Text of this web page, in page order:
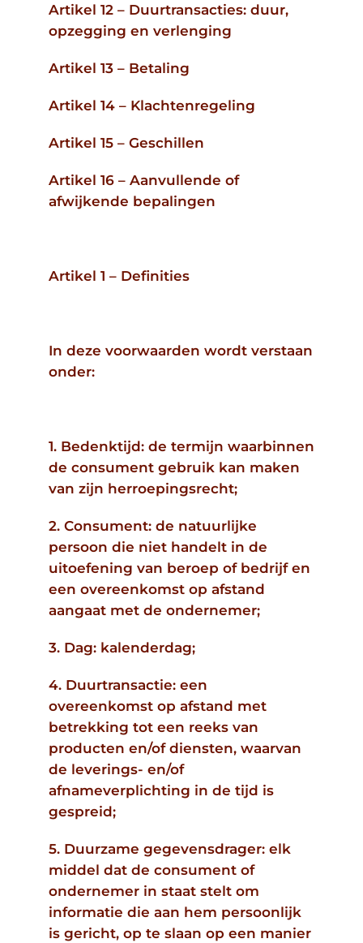
Artikel 12 – Duurtransacties: duur,
opzegging en verlenging
Artikel 13 – Betaling
Artikel 14 – Klachtenregeling
Artikel 15 – Geschillen
Artikel 16 – Aanvullende of
afwijkende bepalingen
Artikel 1 – Definities
In deze voorwaarden wordt verstaan
onder:
1. Bedenktijd: de termijn waarbinnen
de consument gebruik kan maken
van zijn herroepingsrecht;
2. Consument: de natuurlijke
persoon die niet handelt in de
uitoefening van beroep of bedrijf en
een overeenkomst op afstand
aangaat met de ondernemer;
3. Dag: kalenderdag;
4. Duurtransactie: een
overeenkomst op afstand met
betrekking tot een reeks van
producten en/of diensten, waarvan
de leverings- en/of
afnameverplichting in de tijd is
gespreid;
5. Duurzame gegevensdrager: elk
middel dat de consument of
ondernemer in staat stelt om
informatie die aan hem persoonlijk
is gericht, op te slaan op een manier